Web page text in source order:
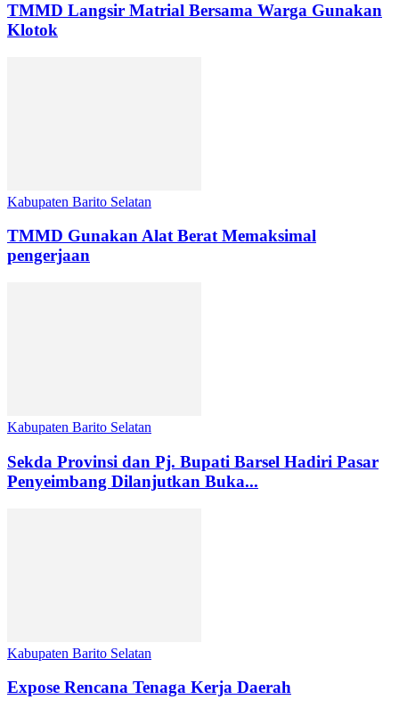
TMMD Langsir Matrial Bersama Warga Gunakan
Klotok
Kabupaten Barito Selatan
TMMD Gunakan Alat Berat Memaksimal
pengerjaan
Kabupaten Barito Selatan
Sekda Provinsi dan Pj. Bupati Barsel Hadiri Pasar
Penyeimbang Dilanjutkan Buka...
Kabupaten Barito Selatan
Expose Rencana Tenaga Kerja Daerah